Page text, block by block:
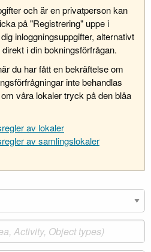
och är en privatperson kan
på "Registrering" uppe i
inloggningsuppgifter, alternativt
i din bokningsförfrågan.
du har fått en bekräftelse om
inte behandlas
våra lokaler tryck på den blåa
av lokaler
av samlingslokaler